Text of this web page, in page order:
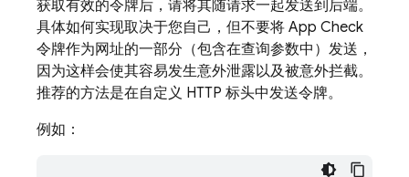
获取有效的令牌后，请将其随请求一起发送到后端。
具体如何实现取决于您自己，但不要将 App Check
令牌作为网址的一部分（包含在查询参数中）发送 ，
因为这样会使其容易发生意外泄露以及被意外拦截。
推荐的方法是在自定义 HTTP 标头中发送令牌。
例如：